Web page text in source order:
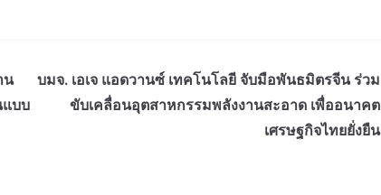
น
แบบ
บมจ. เอเจ แอดวานซ์ เทคโนโลยี จับมือพันธมิตรจีน ร่วม
ขับเคลื่อนอุตสาหกรรมพลังงานสะอาด เพื่ออนาคต
เศรษฐกิจไทยยั่งยืน